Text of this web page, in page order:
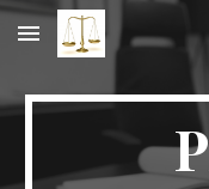
Skip to main content